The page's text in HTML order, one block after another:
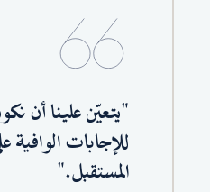
"يتعيّن علينا أن
للإجابات الوافية
المستقبل."